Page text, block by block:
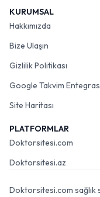
KURUMSAL
Hakkımızda
Bize Ulaşın
Gizlilik Politikası
Google Takvim
Site Haritası
PLATFORMLAR
Doktorsitesi.com
Doktorsitesi.az
Doktorsitesi.com sağlık